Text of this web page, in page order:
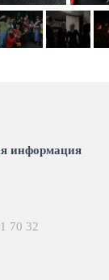
информация
70 32